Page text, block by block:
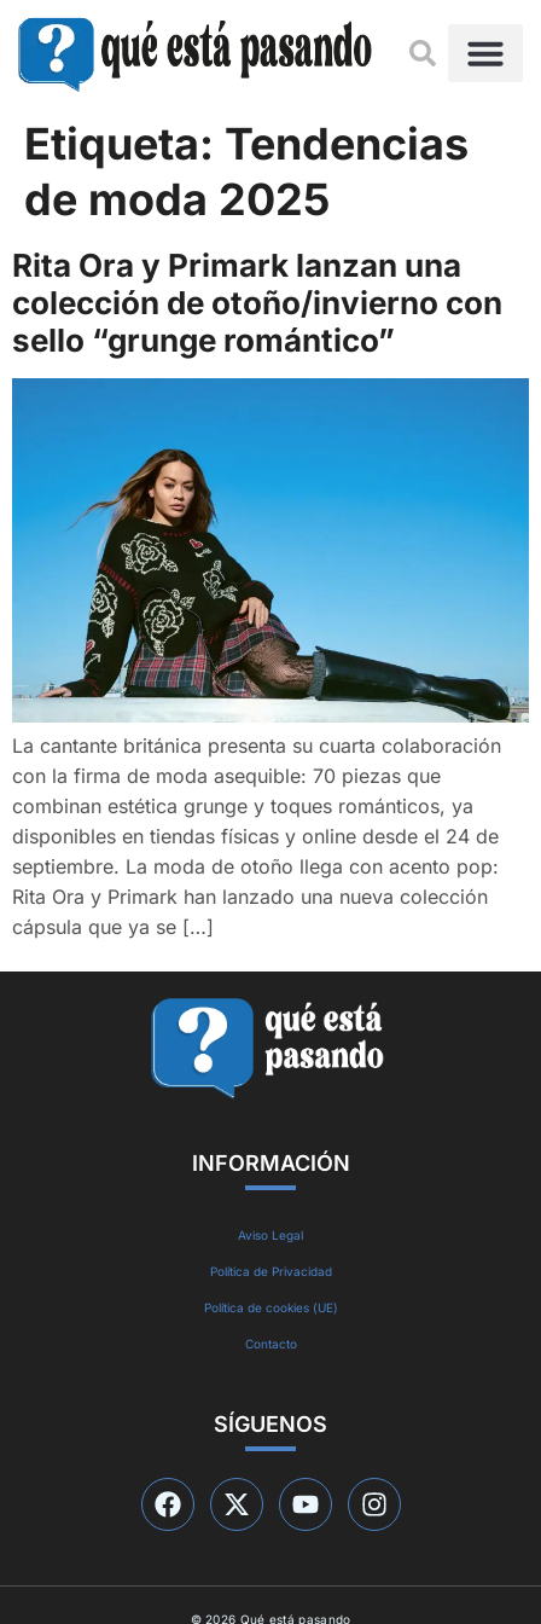
Etiqueta: Tendencias
de moda 2025
Rita Ora y Primark lanzan una
colección de otoño/invierno con
sello “grunge romántico”
La cantante británica presenta su cuarta colaboración
con la firma de moda asequible: 70 piezas que
combinan estética grunge y toques románticos, ya
disponibles en tiendas físicas y online desde el 24 de
septiembre. La moda de otoño llega con acento pop:
Rita Ora y Primark han lanzado una nueva colección
cápsula que ya se […]
INFORMACIÓN
Aviso Legal
Política de Privacidad
Política de cookies (UE)
Contacto
SÍGUENOS
© 2026 Qué está pasando